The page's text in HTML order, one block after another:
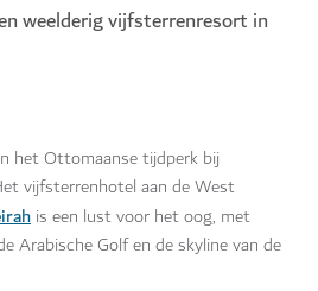
weelderig vijfsterrenresort in
het Ottomaanse tijdperk bij
vijfsterrenhotel aan de West
is een lust voor het oog, met
Arabische Golf en de skyline van de